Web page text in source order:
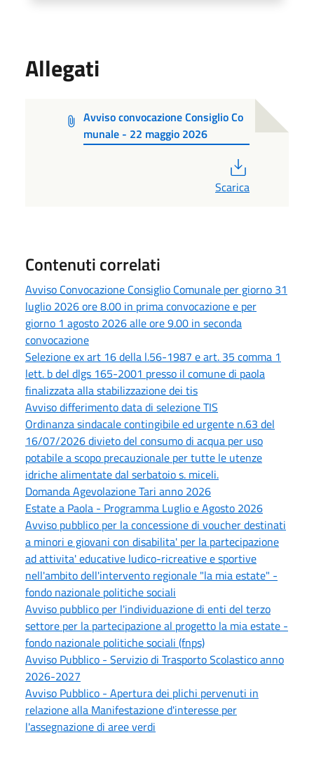
Allegati
Avviso convocazione Consiglio Co
munale - 22 maggio 2026
Scarica
Contenuti correlati
Avviso Convocazione Consiglio Comunale per giorno 31
luglio 2026 ore 8.00 in prima convocazione e per
giorno 1 agosto 2026 alle ore 9.00 in seconda
convocazione
Selezione ex art 16 della l.56-1987 e art. 35 comma 1
lett. b del dlgs 165-2001 presso il comune di paola
finalizzata alla stabilizzazione dei tis
Avviso differimento data di selezione TIS
Ordinanza sindacale contingibile ed urgente n.63 del
16/07/2026 divieto del consumo di acqua per uso
potabile a scopo precauzionale per tutte le utenze
idriche alimentate dal serbatoio s. miceli.
Domanda Agevolazione Tari anno 2026
Estate a Paola - Programma Luglio e Agosto 2026
Avviso pubblico per la concessione di voucher destinati
a minori e giovani con disabilita' per la partecipazione
ad attivita' educative ludico-ricreative e sportive
nell'ambito dell'intervento regionale "la mia estate" -
fondo nazionale politiche sociali
Avviso pubblico per l'individuazione di enti del terzo
settore per la partecipazione al progetto la mia estate -
fondo nazionale politiche sociali (fnps)
Avviso Pubblico - Servizio di Trasporto Scolastico anno
2026-2027
Avviso Pubblico - Apertura dei plichi pervenuti in
relazione alla Manifestazione d'interesse per
l'assegnazione di aree verdi